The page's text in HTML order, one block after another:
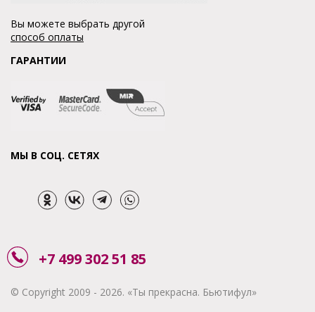
Вы можете выбрать другой
способ оплаты
ГАРАНТИИ
МЫ В СОЦ. СЕТЯХ
+7 499 302 51 85
© Copyright 2009 - 2026. «Ты прекрасна. Бьютифул»